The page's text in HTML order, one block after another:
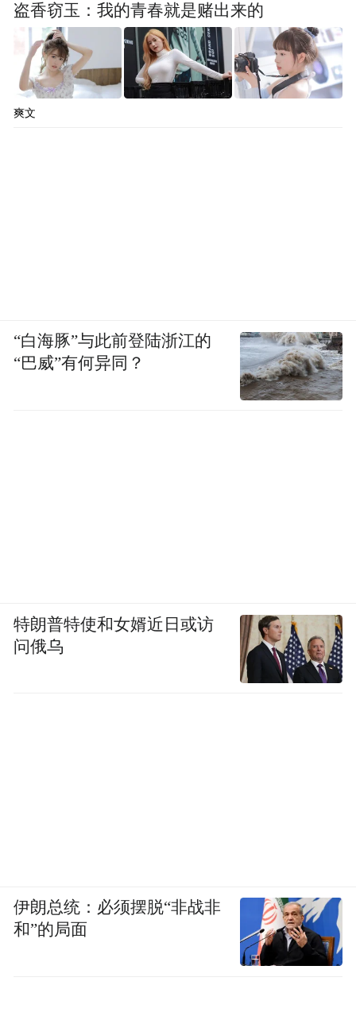
盗香窃玉：我的青春就是赌出来的
爽文
“白海豚”与此前登陆浙江的
“巴威”有何异同？
特朗普特使和女婿近日或访
问俄乌
伊朗总统：必须摆脱“非战非
和”的局面